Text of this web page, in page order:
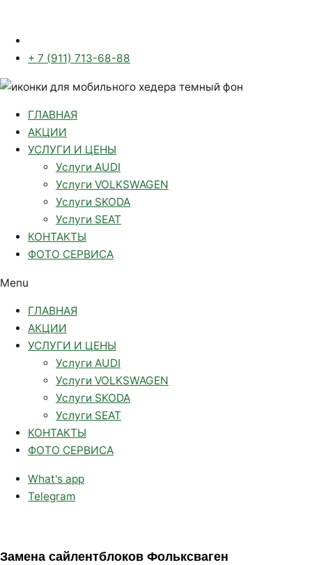
+ 7 (911) 713-68-88
ГЛАВНАЯ
АКЦИИ
УСЛУГИ И ЦЕНЫ
Услуги AUDI
Услуги VOLKSWAGEN
Услуги SKODA
Услуги SEAT
КОНТАКТЫ
ФОТО СЕРВИСА
Menu
ГЛАВНАЯ
АКЦИИ
УСЛУГИ И ЦЕНЫ
Услуги AUDI
Услуги VOLKSWAGEN
Услуги SKODA
Услуги SEAT
КОНТАКТЫ
ФОТО СЕРВИСА
What's app
Telegram
Замена сайлентблоков Фольксваген